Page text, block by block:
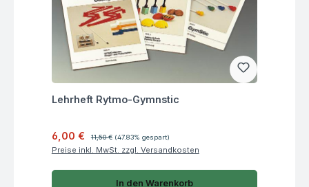
Fragen zum Artikel
Lehrheft Rytmo-Gymnstic
Verkaufspreis:
6,00 € 11,50 € (47.83% gespart)
Preise inkl. MwSt. zzgl. Versandkosten
In den Warenkorb